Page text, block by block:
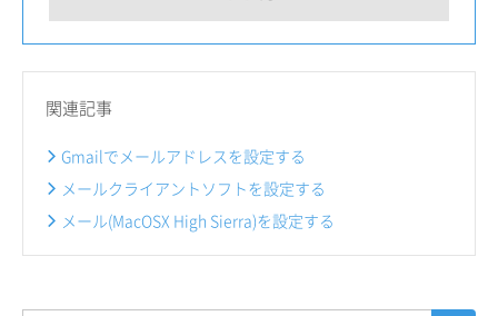
関連記事
Gmailでメールアドレスを設定する
メールクライアントソフトを設定する
メール(MacOSX High Sierra)を設定する